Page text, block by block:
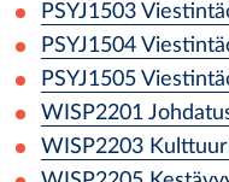
PSYJ1503
PSYJ1504
PSYJ1505
WISP2201
WISP2203